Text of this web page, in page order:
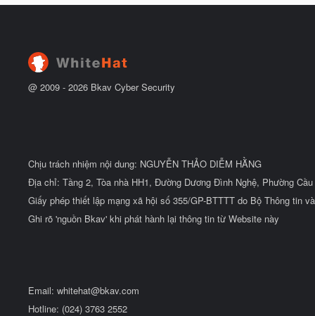
@ 2009 - 2026 Bkav Cyber Security
Chịu trách nhiệm nội dung: NGUYỄN THẢO DIỄM HẰNG
Địa chỉ: Tầng 2, Tòa nhà HH1, Đường Dương Đình Nghệ, Phường
Giấy phép thiết lập mạng xã hội số 355/GP-BTTTT do Bộ Thông tin
Ghi rõ 'nguồn Bkav' khi phát hành lại thông tin từ Website này
Email: whitehat@bkav.com
Hotline: (024) 3763 2552